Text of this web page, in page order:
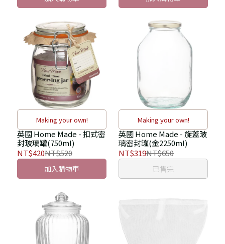
Making your own!
英國 Home Made - 扣式密
封玻璃罐(750ml)
NT$420NT$520
加入購物車
Making your own!
英國 Home Made - 旋蓋玻
璃密封罐(金2250ml)
NT$319NT$650
已售完